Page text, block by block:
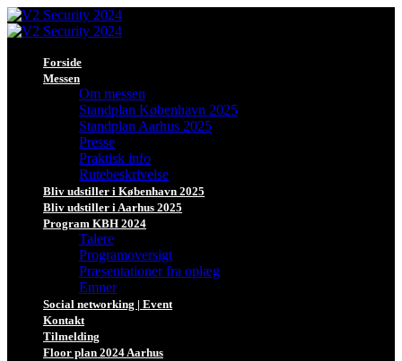
Forside
Messen
Om messen
Standplan København 2025
Standplan Aarhus 2025
Presse
Praktisk info
Rutebeskrivelse
Bliv udstiller i København 2025
Bliv udstiller i Aarhus 2025
Program KBH 2024
Talere
Programoversigt
Præsentationer fra oplæg
Emner
Social networking | Event
Kontakt
Tilmelding
Floor plan 2024 Aarhus